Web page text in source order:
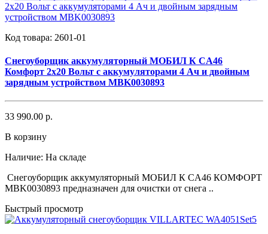
Код товара: 2601-01
Снегоуборщик аккумуляторный МОБИЛ К CA46
Комфорт 2х20 Вольт с аккумуляторами 4 Ач и двойным
зарядным устройством MBK0030893
33 990.00 р.
В корзину
Наличие: На складе
Снегоуборщик аккумуляторный МОБИЛ К CA46 КОМФОРТ
MBK0030893 предназначен для очистки от снега ..
Быстрый просмотр